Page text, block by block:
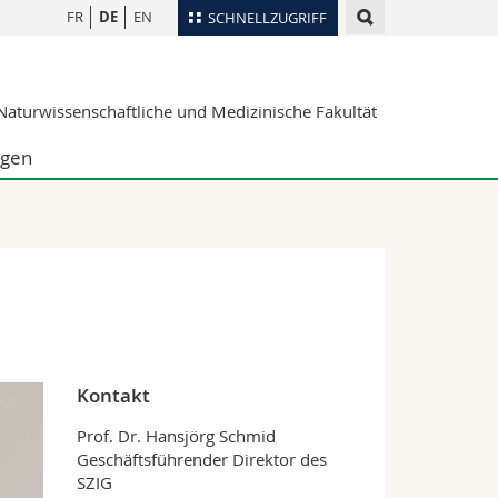
SCHNELLZUGRIFF
Ortsplan
Webmail
FR DE EN
und Medizinische Fakultät
Kontakt
Prof. Dr. Hansjörg Schmid
Geschäftsführender Direktor des
SZIG